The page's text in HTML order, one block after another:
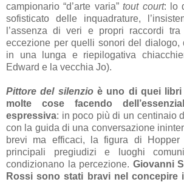
campionario “d’arte varia”tout court: lo
sofisticato delle inquadrature,
l’assenza di veri e propri raccordi
eccezione per quelli sonori del dialogo,
in una lunga e riepilogativa
Edward e la vecchia Jo).
Pittore del silenzioè uno di quei libri
molte cose facendo
espressiva: in poco più di un centinaio
con la guida di una conversazione
brevi ma efficaci, la figura di Hopper
principali pregiudizi e luoghi
condizionano la percezione. Giovanni
Rossi sono stati bravi nel concepire